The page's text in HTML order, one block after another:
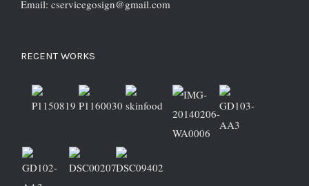
Email: cservicegosign@gmail.com
RECENT WORKS